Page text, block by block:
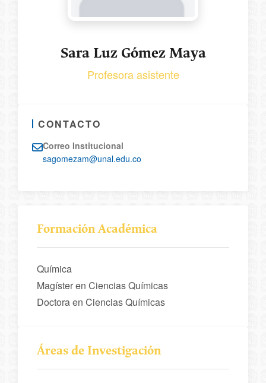
Sara Luz Gómez Maya
Profesora asistente
CONTACTO
Correo Institucional
sagomezam@unal.edu.co
Formación Académica
Química
Magíster en Ciencias Químicas
Doctora en Ciencias Químicas
Áreas de Investigación